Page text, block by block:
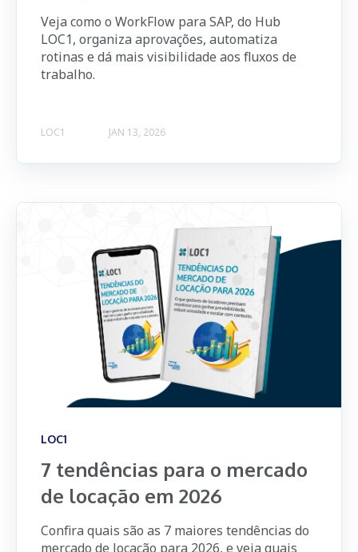
Veja como o WorkFlow para SAP, do Hub
LOC1, organiza aprovações, automatiza
rotinas e dá mais visibilidade aos fluxos de
trabalho.
LOC1 JAN 13, 2026
LOC1
7 tendências para o mercado
de locação em 2026
Confira quais são as 7 maiores tendências do
mercado de locação para 2026, e veja quais